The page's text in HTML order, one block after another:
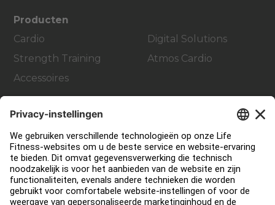
Producten
Cardio
Strength Training
Accessoires
Digital Solutions
Atmos Cardio
Service Hub
Onderwijs Hub
Over